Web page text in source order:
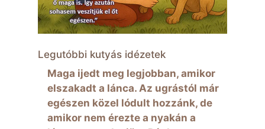
Legutóbbi kutyás idézetek
Maga ijedt meg legjobban, amikor
elszakadt a lánca. Az ugrástól már
egészen közel lódult hozzánk, de
amikor nem érezte a nyakán a